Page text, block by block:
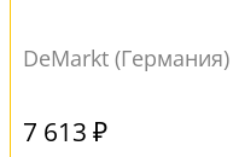
DeMarkt (Германия)
7 613 ₽